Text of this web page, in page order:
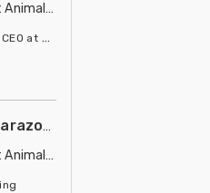
Health
at Agrovet Market Animal
Health